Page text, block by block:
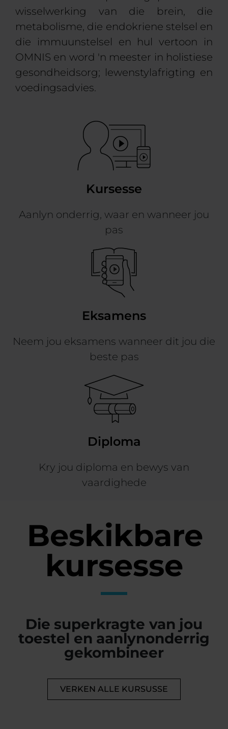
wisselwerking van die brein, die
metabolisme, die endokriene stelsel en
die immuunstelsel en hul vertoon in
OMNIS en word 'n meester in holistiese
gesondheidsorg; lewenstylafrigting en
voedingsadvies.
Kursesse
Aanlyn onderrig, waar en wanneer jou
pas
Eksamens
Neem jou eksamens wanneer dit jou die
beste pas
Diploma
Kry jou diploma en bewys van
vaardighede
Beskikbare
kursesse
Die superkragte van jou
toestel en aanlynonderrig
gekombineer
VERKEN ALLE KURSUSSE